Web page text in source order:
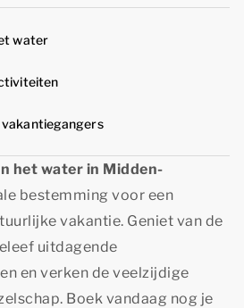
water
het water in Midden-
bestemming voor een
vakantie. Geniet van de
uitdagende
en verken de veelzijdige
Boek vandaag nog je